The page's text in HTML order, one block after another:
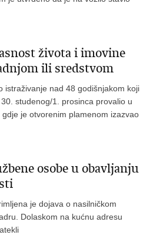
života i imovine
ili sredstvom
istraživanje nad 48 godišnjakom koji
studenog/1. prosinca provalio u
je otvorenim plamenom izazvao
osobe u obavljanju
je dojava o nasilničkom
Dolaskom na kućnu adresu